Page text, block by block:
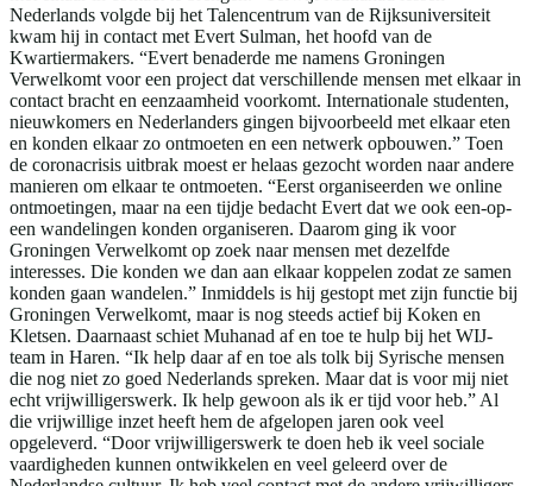
Nederlands volgde bij het Talencentrum van de Rijksuniversiteit
kwam hij in contact met Evert Sulman, het hoofd van de
Kwartiermakers. “Evert benaderde me namens Groningen
Verwelkomt voor een project dat verschillende mensen met elkaar in
contact bracht en eenzaamheid voorkomt. Internationale studenten,
nieuwkomers en Nederlanders gingen bijvoorbeeld met elkaar eten
en konden elkaar zo ontmoeten en een netwerk opbouwen.” Toen
de coronacrisis uitbrak moest er helaas gezocht worden naar andere
manieren om elkaar te ontmoeten. “Eerst organiseerden we online
ontmoetingen, maar na een tijdje bedacht Evert dat we ook een-op-
een wandelingen konden organiseren. Daarom ging ik voor
Groningen Verwelkomt op zoek naar mensen met dezelfde
interesses. Die konden we dan aan elkaar koppelen zodat ze samen
konden gaan wandelen.” Inmiddels is hij gestopt met zijn functie bij
Groningen Verwelkomt, maar is nog steeds actief bij Koken en
Kletsen. Daarnaast schiet Muhanad af en toe te hulp bij het WIJ-
team in Haren. “Ik help daar af en toe als tolk bij Syrische mensen
die nog niet zo goed Nederlands spreken. Maar dat is voor mij niet
echt vrijwilligerswerk. Ik help gewoon als ik er tijd voor heb.” Al
die vrijwillige inzet heeft hem de afgelopen jaren ook veel
opgeleverd. “Door vrijwilligerswerk te doen heb ik veel sociale
vaardigheden kunnen ontwikkelen en veel geleerd over de